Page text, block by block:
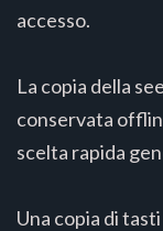
accesso.
La copia della
conservata
scelta rapida
Una copia di